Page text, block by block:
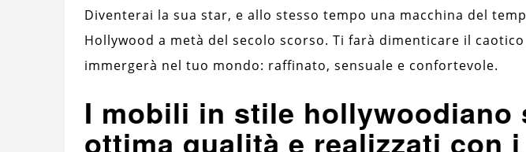
Diventerai la sua star, e allo stesso tempo una macchina del
Hollywood a metà del secolo scorso. Ti farà dimenticare il
immergerà nel tuo mondo: raffinato, sensuale e confortevole.
I mobili in stile hollywoodiano
ottima qualità e realizzati con